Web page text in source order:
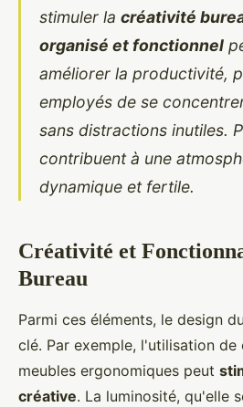
stimuler la créativité
organisé et fonctionnel
améliorer la productivité,
employés de se
sans distractions inutiles.
contribuent à une
dynamique et fertile.
Créativité et
Bureau
Parmi ces éléments, le design
clé. Par exemple, l'utilisation
meubles ergonomiques peut
créative. La luminosité, qu'elle